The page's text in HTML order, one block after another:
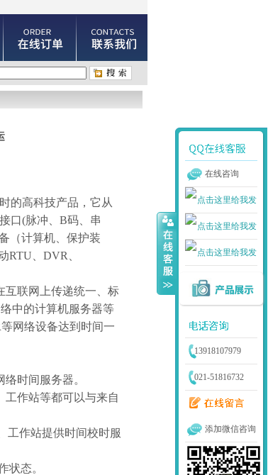
的高科技产品，它从
口(脉冲、 B码、串
（计算机、保护装
RTU DVR
互联网上传递统一、标
中的计算机服务器等
等网络设备达到时间一
络时间服务器。
工作站等都可以与来自
工作站提供时间校时服
状态。
在线咨询
13918107979
021-51816732
添加微信咨询